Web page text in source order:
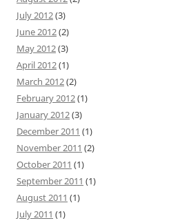
July 2012(3)
June 2012(2)
May 2012(3)
April 2012(1)
March 2012(2)
February 2012(1)
January 2012(3)
December 2011 (1)
November 2011 (2)
October 2011 (1)
September 2011 (1)
August 2011 (1)
July 2011 (1)